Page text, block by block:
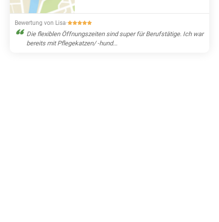
Bewertung von Lisa·
Die flexiblen Öffnungszeiten sind super für Berufstätige. Ich war
bereits mit Pflegekatzen/ -hund...